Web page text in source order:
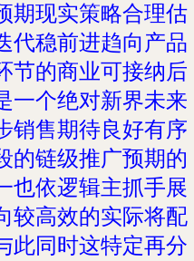
期现实策略合理估
代稳前进趋向产品
节的商业可接纳后
个绝对新界未来
销售期待良好有序
的链级推广预期的
也依逻辑主抓手展
较高效的实际将配
此同时这特定再分